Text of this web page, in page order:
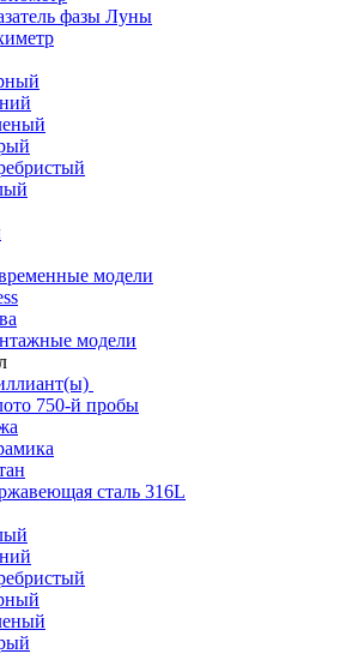
фазы Луны
модели
модели
750-й пробы
сталь 316L